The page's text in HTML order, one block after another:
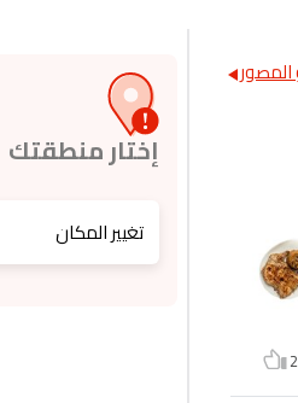
إختار منطقتك
تغيير المكان